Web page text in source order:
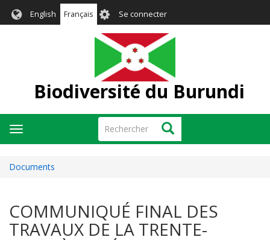
English Français User
account
menu
Se connecter
Biodiversité du Burundi
Rechercher Rechercher
Toggle
navigation
Documents
COMMUNIQUÉ FINAL DES
TRAVAUX DE LA TRENTE-